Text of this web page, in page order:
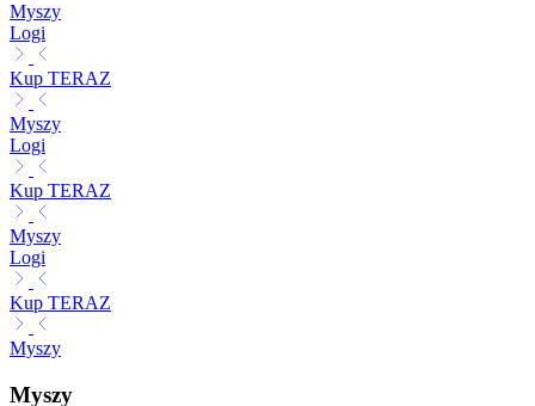
Myszy
Logi
Kup TERAZ
Myszy
Logi
Kup TERAZ
Myszy
Logi
Kup TERAZ
Myszy
Myszy